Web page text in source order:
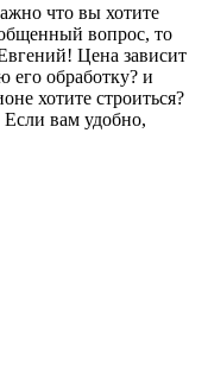
что вы хотите
вопрос, то
Цена зависит
его обработку? и
хотите строиться?
Если вам удобно,